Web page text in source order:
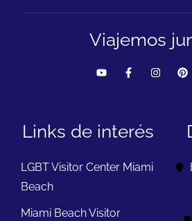
Viajemos
Links de interés
LGBT Visitor Center Miami
Beach
Miami Beach Visitor